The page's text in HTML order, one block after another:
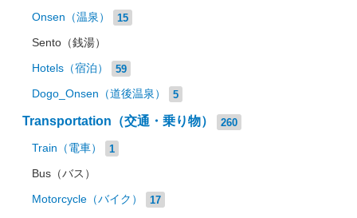
Onsen（温泉） 15
Sento（銭湯）
Hotels（宿泊） 59
Dogo_Onsen（道後温泉） 5
Transportation（交通・乗り物） 260
Train（電車） 1
Bus（バス）
Motorcycle（バイク） 17